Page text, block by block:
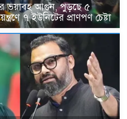
ভয়াবহ আগুন, পুড়ছে ৫
৭ ইউনিটের প্রাণপণ চেষ্টা